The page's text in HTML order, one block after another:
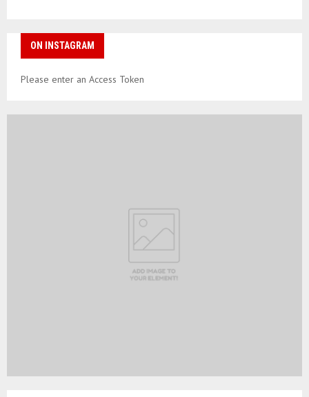
ON INSTAGRAM
Please enter an Access Token